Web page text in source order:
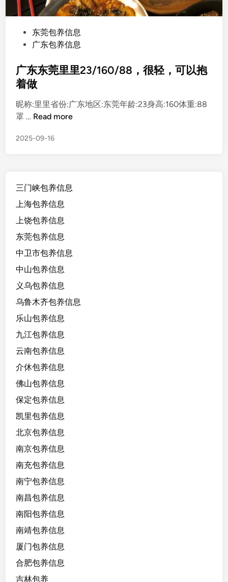
t
e
i
n
东莞包养信息
广东包养信息
广东东莞里里23/160/88，很轻，可以抱
着做
昵称:里里省份:广东地区:东莞年龄:23身高:160体重:88
罩 … 广
东
2
3
1
6
0
8
8
，
轻
，
可
抱
着
做
Read more
2025-09-16
三门峡包养信息
上海包养信息
上饶包养信息
东莞包养信息
中卫市包养信息
中山包养信息
义乌包养信息
乌鲁木齐包养信息
乐山包养信息
九江包养信息
云南包养信息
介休包养信息
佛山包养信息
保定包养信息
凯里包养信息
北京包养信息
南京包养信息
南充包养信息
南宁包养信息
南昌包养信息
南阳包养信息
南靖包养信息
厦门包养信息
合肥包养信息
吉林包养